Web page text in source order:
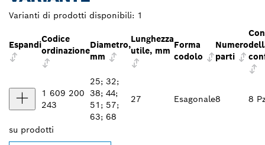
Varianti di prodotti disponibili: 1
Espandi
Codice
ordinazione
Diametro,
mm
Lunghezza
utile, mm
Forma
codolo
Numero
parti
1 609 200
243
25; 32;
38; 44;
51; 57;
63; 68
27 Esagonale8 8
su prodotti